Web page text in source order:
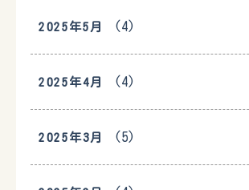
2025年5月 (4)
2025年4月 (4)
2025年3月 (5)